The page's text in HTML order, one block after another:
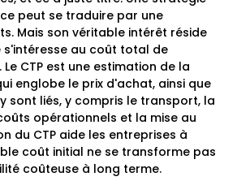
peut se traduire par une
Mais son véritable intérêt réside
au coût total de
CTP est une estimation de la
englobe le prix d'achat, ainsi que
sont liés, y compris le transport, la
opérationnels et la mise au
du CTP aide les entreprises à
coût initial ne se transforme pas
coûteuse à long terme.